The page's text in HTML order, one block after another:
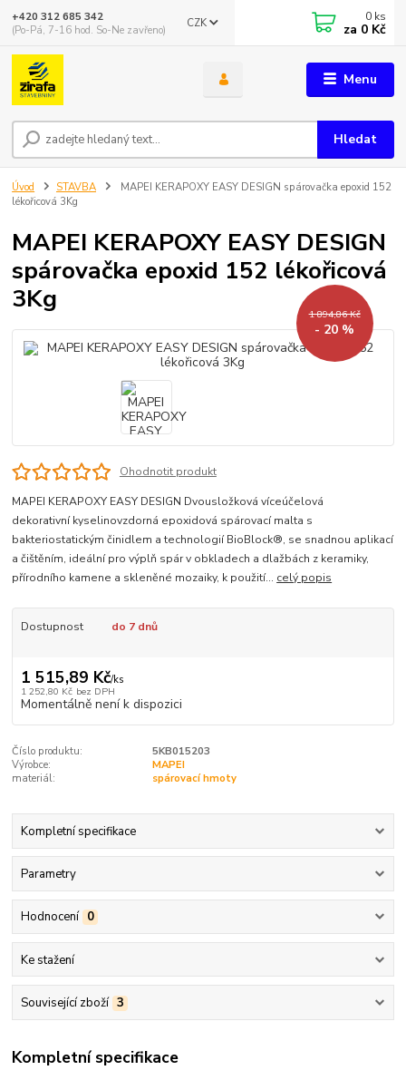
Menu
CZK
Hledat
+420 312 685 342
(Po-Pá, 7-16 hod. So-Ne zavřeno)
0 ks
za 0 Kč
Úvod STAVBA
MAPEI KERAPOXY EASY DESIGN spárovačka epoxid 152
lékořicová 3Kg
MAPEI KERAPOXY EASY DESIGN
spárovačka epoxid 152 lékořicová
3Kg
1 894,86 Kč
- 20 %
Ohodnotit produkt
MAPEI KERAPOXY EASY DESIGN Dvousložková víceúčelová
dekorativní kyselinovzdorná epoxidová spárovací malta s
bakteriostatickým činidlem a technologií BioBlock®, se snadnou aplikací
a čištěním, ideální pro výplň spár v obkladech a dlažbách z keramiky,
přírodního kamene a skleněné mozaiky, k použití... celý popis
Dostupnost do 7 dnů
1 515,89 Kč/ks
1 252,80 Kč bez DPH
Momentálně není k dispozici
Číslo produktu:
5KB015203
Výrobce:
MAPEI
materiál:
spárovací hmoty
Kompletní specifikace
Parametry
Hodnocení 0
Ke stažení
Související zboží 3
Kompletní specifikace